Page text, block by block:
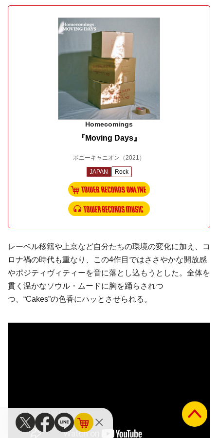
Homecomings
『Moving Days』
ポニーキャニオン （2021）
JAPAN Rock
レーベル移籍や上京など自分たちの環境の変化に加え、コ
ロナ禍の時代も重なり、この4作目ではささやかな開放感
やポジティヴィティーを音に落とし込もうとした。全体を
貫く温かなソウル・ムードに胸を踊らされつ
つ、“Cakes”の色香にハッとさせられる。